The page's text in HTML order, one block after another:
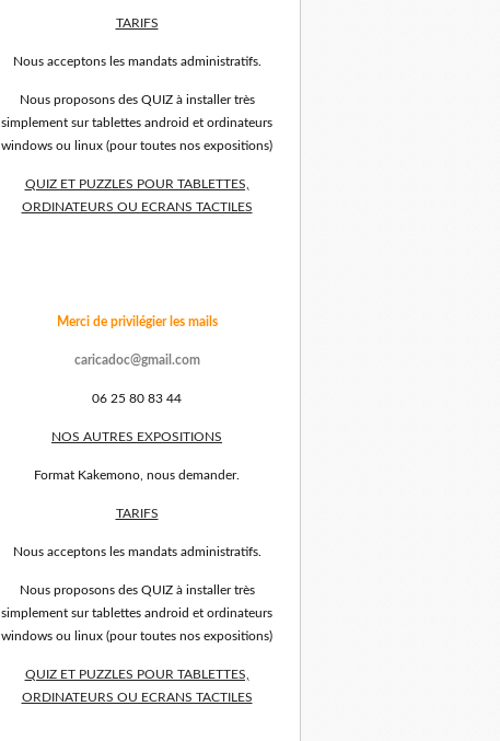
TARIFS
Nous acceptons les mandats administratifs.
Nous proposons des QUIZ à installer très
simplement sur tablettes android et ordinateurs
windows ou linux (pour toutes nos expositions)
QUIZ ET PUZZLES POUR TABLETTES,
ORDINATEURS OU ECRANS TACTILES
Merci de privilégier les mails
caricadoc@gmail.com
06 25 80 83 44
NOS AUTRES EXPOSITIONS
Format Kakemono, nous demander.
TARIFS
Nous acceptons les mandats administratifs.
Nous proposons des QUIZ à installer très
simplement sur tablettes android et ordinateurs
windows ou linux (pour toutes nos expositions)
QUIZ ET PUZZLES POUR TABLETTES,
ORDINATEURS OU ECRANS TACTILES